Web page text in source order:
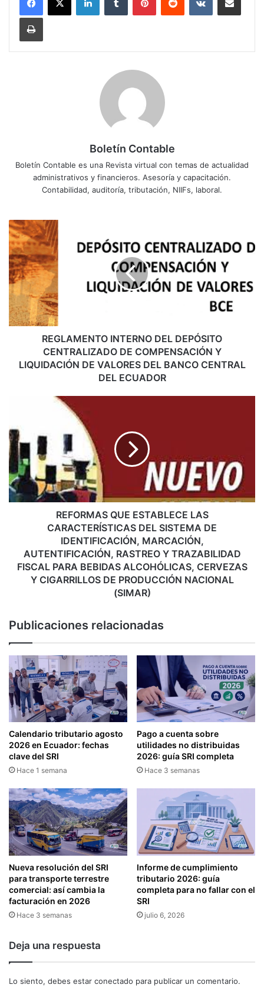
Boletín Contable
Boletín Contable es una Revista virtual con temas de actualidad
administrativos y financieros. Asesoría y capacitación.
Contabilidad, auditoría, tributación, NIIFs, laboral.
R
E
G
L
A
M
E
N
T
D
E
L
D
E
P
R
L
Z
A
D
O
D
E
C
O
M
E
N
S
A
C
I
Ó
N
Y
I
U
A
REGLAMENTO INTERNO DEL DEPÓSITO
CENTRALIZADO DE COMPENSACIÓN Y
LIQUIDACIÓN DE VALORES DEL BANCO CENTRAL
DEL ECUADOR
F
O
R
M
A
S
Q
C
S
C
A
R
A
C
T
E
R
Í
S
T
I
C
A
D
E
L
S
T
E
A
REFORMAS QUE ESTABLECE LAS
CARACTERÍSTICAS DEL SISTEMA DE
IDENTIFICACIÓN, MARCACIÓN,
AUTENTIFICACIÓN, RASTREO Y TRAZABILIDAD
FISCAL PARA BEBIDAS ALCOHÓLICAS, CERVEZAS
Y CIGARRILLOS DE PRODUCCIÓN NACIONAL
(SIMAR)
Publicaciones relacionadas
Calendario tributario agosto
2026 en Ecuador: fechas
clave del SRI
Hace 1 semana
Pago a cuenta sobre
utilidades no distribuidas
2026: guía SRI completa
Hace 3 semanas
Nueva resolución del SRI
para transporte terrestre
comercial: así cambia la
facturación en 2026
Hace 3 semanas
Informe de cumplimiento
tributario 2026: guía
completa para no fallar con el
SRI
julio 6, 2026
Deja una respuesta
Lo siento, debes estar conectado para publicar un comentario.